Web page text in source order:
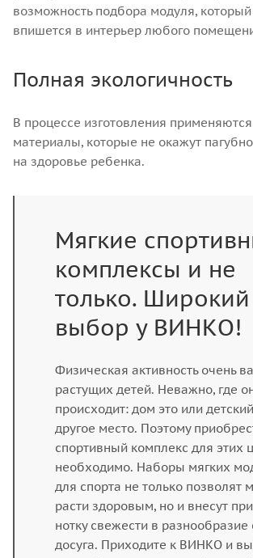
возможность подбора модуля,
впишется в интерьер любого
Полная экологичность
В процессе изготовления применяются
материалы, которые не окажут
на здоровье ребенка.
Мягкие
комплексы и не
только. Широкий
выбор у ВИНКО!
Физическая активность очень
растущих детей. Неважно, где
происходит: дом это или
другое место. Поэтому
спортивный комплекс для этих
необходимо. Наборы мягких
для спорта не только позволят
расти здоровым, но и внесут
нотку свежести в разнообразие
досуга. Приходите к ВИНКО и